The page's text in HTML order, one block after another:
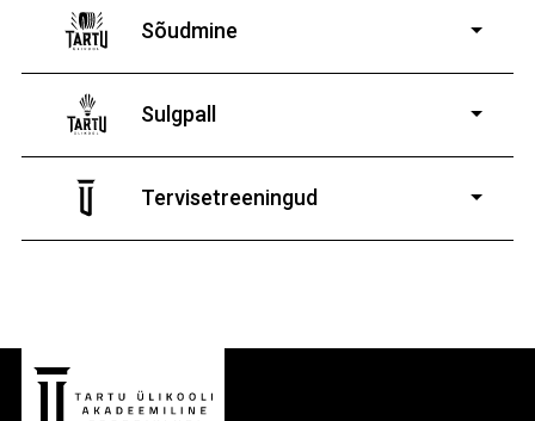
Sõudmine
poistele ja tüdrukutele
Sulgpall
poistele ja tüdrukutele
Tervisetreeningud